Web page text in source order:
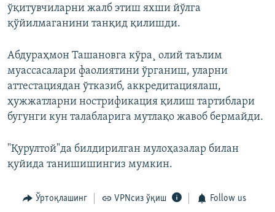
ўқитувчиларни жалб этиш яхши йўлга
қўйилмаганини танқид қилишди.
Абдураҳмон Ташановга кўра¸ олий таълим
муассасалари фаолиятини ўрганиш, уларни
аттестациядан ўтказиб, аккредитациялаш,
ҳужжатларни нострификация қилиш тартиблари
бугунги кун талабларига мутлақо жавоб бермайди.
"Қурултой"да билдирилган мулоҳазалар билан
қуйида танишишингиз мумкин.
Ўртоқлашинг VPNсиз ўқиш Follow us